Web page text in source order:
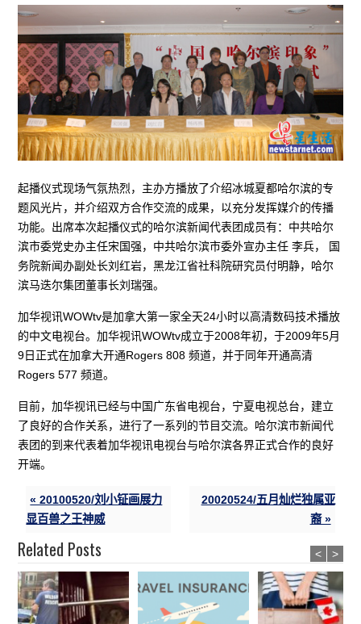
起播仪式现场气氛热烈，主办方播放了介绍冰城夏都哈尔滨的专
题风光片，并介绍双方合作交流的成果，以充分发挥媒介的传播
功能。出席本次起播仪式的哈尔滨新闻代表团成员有：中共哈尔
滨市委党史办主任宋国强，中共哈尔滨市委外宣办主任 李兵， 国
务院新闻办副处长刘红岩，黑龙江省社科院研究员付明静，哈尔
滨马迭尔集团董事长刘瑞强。
加华视讯WOWtv是加拿大第一家全天24小时以高清数码技术播放
的中文电视台。加华视讯WOWtv成立于2008年初，于2009年5月
9日正式在加拿大开通Rogers 808 频道，并于同年开通高清
Rogers 577 频道。
目前，加华视讯已经与中国广东省电视台，宁夏电视总台，建立
了良好的合作关系，进行了一系列的节目交流。哈尔滨市新闻代
表团的到来代表着加华视讯电视台与哈尔滨各界正式合作的良好
开端。
« 20100520/刘小钲画展力
显百兽之王神威
20020524/五月灿烂独属亚
裔 »
Related Posts < >